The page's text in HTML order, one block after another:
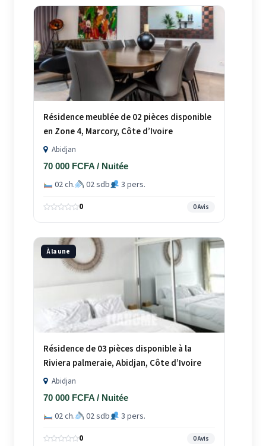
Résidence meublée de 02 pièces disponible
en Zone 4, Marcory, Côte d’Ivoire
Abidjan
70 000 FCFA / Nuitée
02 ch. 02 sdb 3 pers.
0 0 Avis
À la une
Résidence de 03 pièces disponible à la
Riviera palmeraie, Abidjan, Côte d’Ivoire
Abidjan
70 000 FCFA / Nuitée
02 ch. 02 sdb 3 pers.
0 0 Avis